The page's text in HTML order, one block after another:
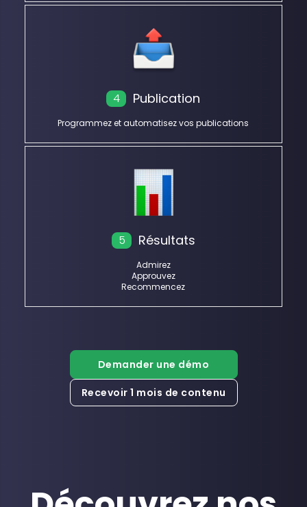
4 Publication
Programmez et automatisez vos publications
5 Résultats
Admirez
Approuvez
Recommencez
Demander une démo
Recevoir 1 mois de contenu